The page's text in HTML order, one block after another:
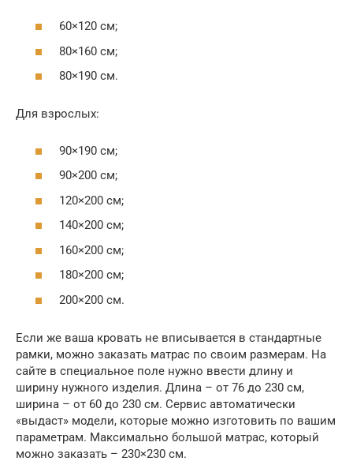
60×120 cм;
80×160 см;
80×190 см.
Для взрослых:
90×190 см;
90×200 см;
120×200 см;
140×200 см;
160×200 см;
180×200 см;
200×200 см.
Если же ваша кровать не вписывается в стандартные
рамки, можно заказать матрас по своим размерам. На
сайте в специальное поле нужно ввести длину и
ширину нужного изделия. Длина – от 76 до 230 см,
ширина – от 60 до 230 см. Сервис автоматически
«выдаст» модели, которые можно изготовить по вашим
параметрам. Максимально большой матрас, который
можно заказать – 230×230 см.